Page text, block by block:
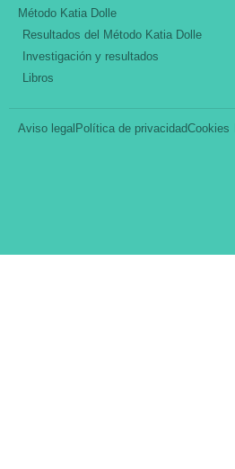
Método Katia Dolle
Resultados del Método Katia Dolle
Investigación y resultados
Libros
Aviso legal Política de privacidadCookies